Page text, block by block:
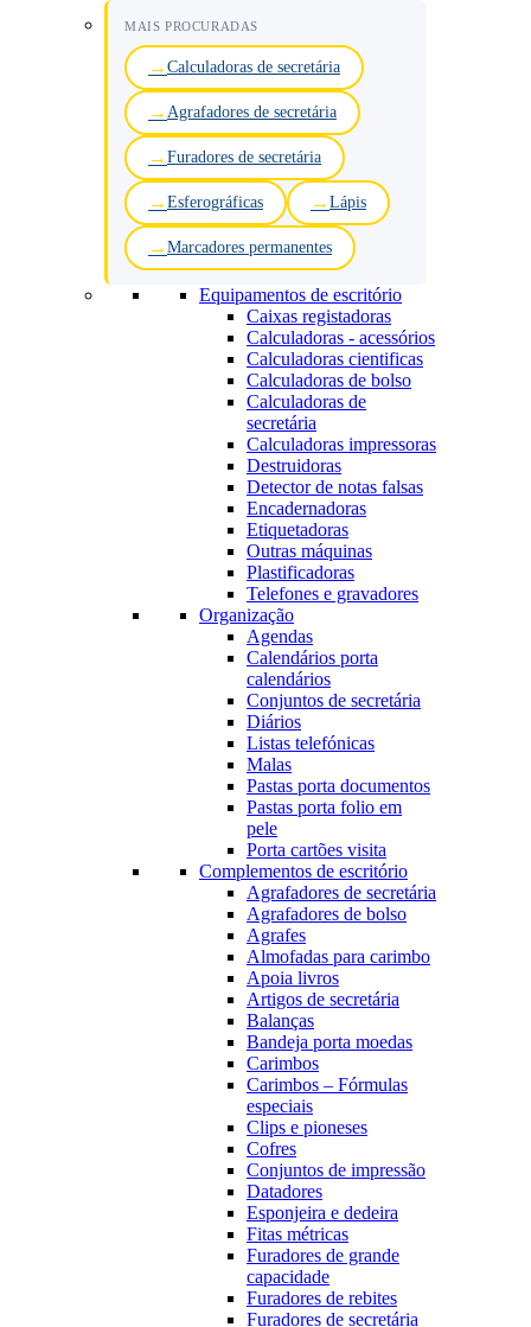
MAIS PROCURADAS
Calculadoras de secretária
Agrafadores de secretária
Furadores de secretária
Esferográficas Lápis
Marcadores permanentes
Equipamentos de escritório
Caixas registadoras
Calculadoras - acessórios
Calculadoras cientificas
Calculadoras de bolso
Calculadoras de
secretária
Calculadoras impressoras
Destruidoras
Detector de notas falsas
Encadernadoras
Etiquetadoras
Outras máquinas
Plastificadoras
Telefones e gravadores
Organização
Agendas
Calendários porta
calendários
Conjuntos de secretária
Diários
Listas telefónicas
Malas
Pastas porta documentos
Pastas porta folio em
pele
Porta cartões visita
Complementos de escritório
Agrafadores de secretária
Agrafadores de bolso
Agrafes
Almofadas para carimbo
Apoia livros
Artigos de secretária
Balanças
Bandeja porta moedas
Carimbos
Carimbos – Fórmulas
especiais
Clips e pioneses
Cofres
Conjuntos de impressão
Datadores
Esponjeira e dedeira
Fitas métricas
Furadores de grande
capacidade
Furadores de rebites
Furadores de secretária